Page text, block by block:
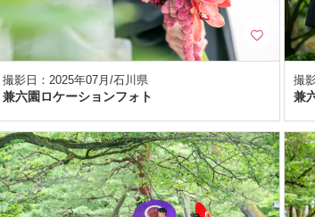
撮影日：2025年07月/石川県
兼六園ロケーションフォト
撮
兼